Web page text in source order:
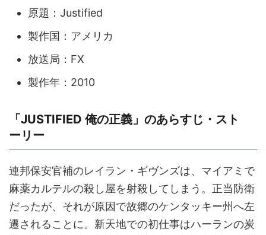
原題：Justified
製作国：アメリカ
放送局：FX
製作年：2010
「JUSTIFIED 俺の正義」のあらすじ・スト
ーリー
連邦保安官補のレイラン・ギヴンズは、マイアミで
麻薬カルテルの殺し屋を射殺してしまう。正当防衛
だったが、それが原因で故郷のケンタッキー州へ左
遷されることに。新天地での初仕事はハーランの炭